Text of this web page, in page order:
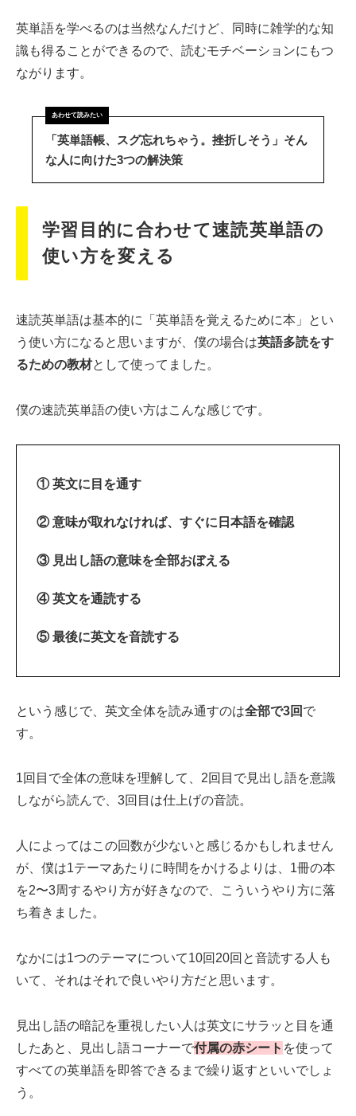
英単語を学べるのは当然なんだけど、同時に雑学的な知
識も得ることができるので、読むモチベーションにもつ
ながります。
「英単語帳、スグ忘れちゃう。挫折しそう」そん
な人に向けた3つの解決策
学習目的に合わせて速読英単語の
使い方を変える
速読英単語は基本的に「英単語を覚えるために本」とい
う使い方になると思いますが、僕の場合は英語多読をす
るための教材として使ってました。
僕の速読英単語の使い方はこんな感じです。
① 英文に目を通す
② 意味が取れなければ、すぐに日本語を確認
③ 見出し語の意味を全部おぼえる
④ 英文を通読する
⑤ 最後に英文を音読する
という感じで、英文全体を読み通すのは全部で3回 で
す。
1回目で全体の意味を理解して、2回目で見出し語を意識
しながら読んで、3回目は仕上げの音読。
人によってはこの回数が少ないと感じるかもしれません
が、僕は1テーマあたりに時間をかけるよりは、1冊の本
を2〜3周するやり方が好きなので、こういうやり方に落
ち着きました。
なかには1つのテーマについて10回20回と音読する人も
いて、それはそれで良いやり方だと思います。
見出し語の暗記を重視したい人は英文にサラッと目を通
したあと、見出し語コーナーで付属の赤シート を使って
すべての英単語を即答できるまで繰り返すといいでしょ
う。